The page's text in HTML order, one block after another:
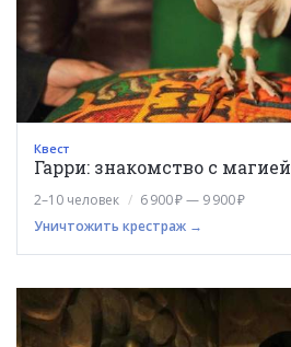
Квест
Гарри: знакомство с магией
2–10 человек
6 900 ₽ — 9 900 ₽
Уничтожить крестраж →